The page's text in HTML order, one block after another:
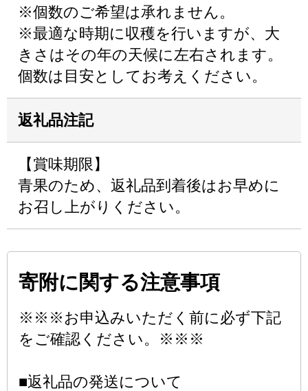
※個数のご希望は承れません。
※最適な時期に収穫を行いますが、大
きさはその年の天候に左右されます。
個数は目安としてお考えください。
返礼品注記
【賞味期限】
青果のため、返礼品到着後はお早めに
お召し上がりください。
寄附に関する注意事項
※※※お申込みいただく前に必ず下記
をご確認ください。※※※
■返礼品の発送について